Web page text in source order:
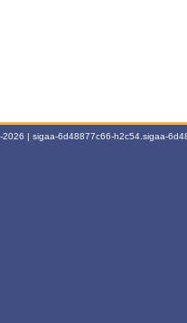
| sigaa-6d48877c66-h2c54.sigaa-